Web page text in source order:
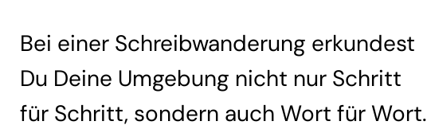
Bei einer Schreibwanderung erkundest
Du Deine Umgebung nicht nur Schritt
für Schritt, sondern auch Wort für Wort.